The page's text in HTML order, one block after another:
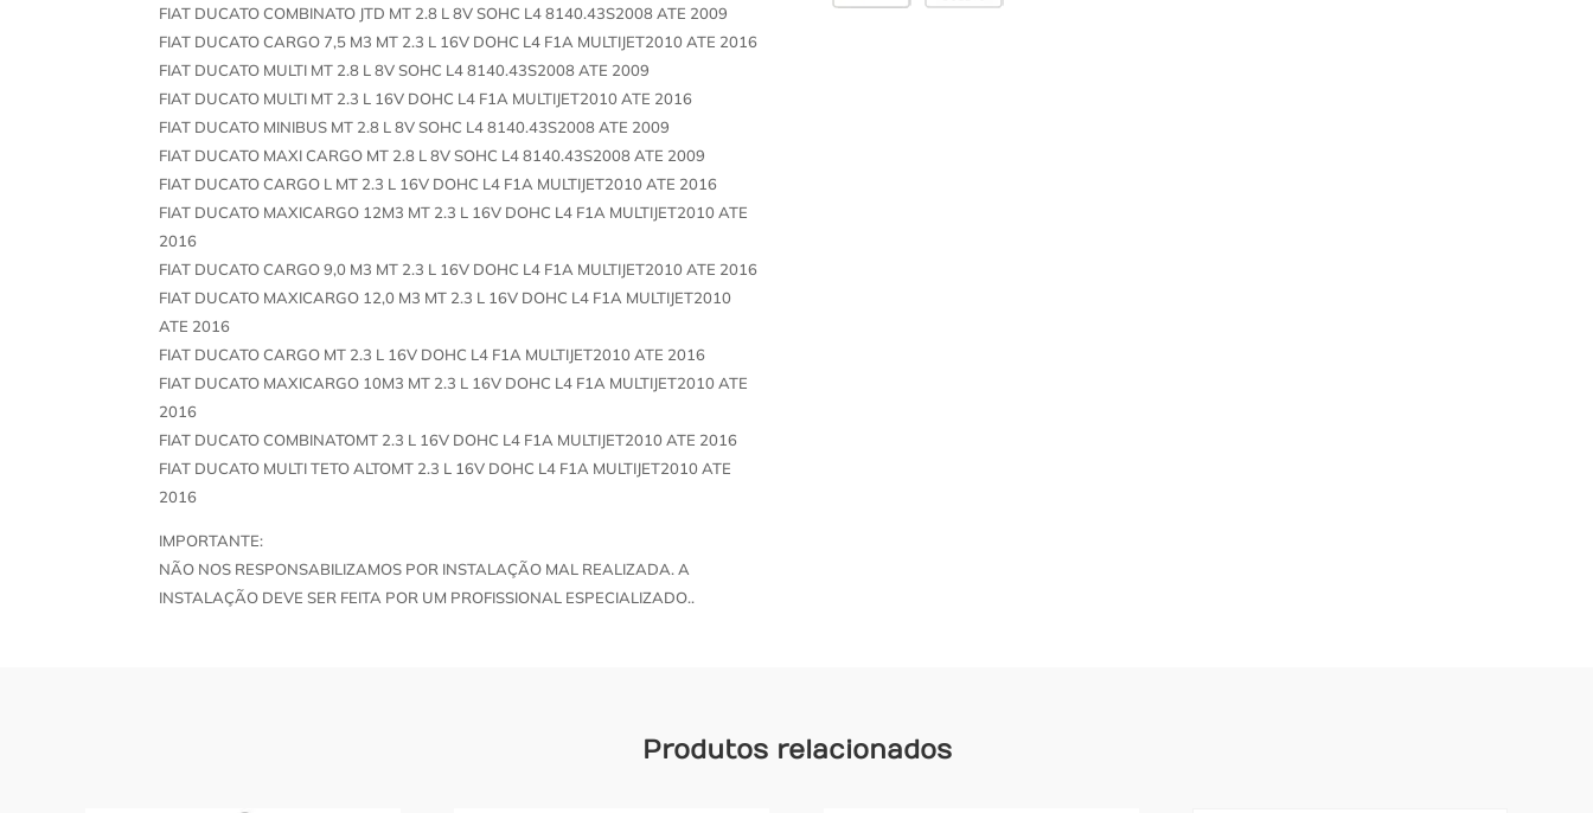
FIAT DUCATO COMBINATO JTD MT 2.8 L 8V SOHC L4 8140.43S2008 ATE 2009
FIAT DUCATO CARGO 7,5 M3 MT 2.3 L 16V DOHC L4 F1A MULTIJET2010 ATE 2016
FIAT DUCATO MULTI MT 2.8 L 8V SOHC L4 8140.43S2008 ATE 2009
FIAT DUCATO MULTI MT 2.3 L 16V DOHC L4 F1A MULTIJET2010 ATE 2016
FIAT DUCATO MINIBUS MT 2.8 L 8V SOHC L4 8140.43S2008 ATE 2009
FIAT DUCATO MAXI CARGO MT 2.8 L 8V SOHC L4 8140.43S2008 ATE 2009
FIAT DUCATO CARGO L MT 2.3 L 16V DOHC L4 F1A MULTIJET2010 ATE 2016
FIAT DUCATO MAXICARGO 12M3 MT 2.3 L 16V DOHC L4 F1A MULTIJET2010 ATE
2016
FIAT DUCATO CARGO 9,0 M3 MT 2.3 L 16V DOHC L4 F1A MULTIJET2010 ATE 2016
FIAT DUCATO MAXICARGO 12,0 M3 MT 2.3 L 16V DOHC L4 F1A MULTIJET2010
ATE 2016
FIAT DUCATO CARGO MT 2.3 L 16V DOHC L4 F1A MULTIJET2010 ATE 2016
FIAT DUCATO MAXICARGO 10M3 MT 2.3 L 16V DOHC L4 F1A MULTIJET2010 ATE
2016
FIAT DUCATO COMBINATOMT 2.3 L 16V DOHC L4 F1A MULTIJET2010 ATE 2016
FIAT DUCATO MULTI TETO ALTOMT 2.3 L 16V DOHC L4 F1A MULTIJET2010 ATE
2016
IMPORTANTE:
NÃO NOS RESPONSABILIZAMOS POR INSTALAÇÃO MAL REALIZADA. A
INSTALAÇÃO DEVE SER FEITA POR UM PROFISSIONAL ESPECIALIZADO..
Produtos relacionados